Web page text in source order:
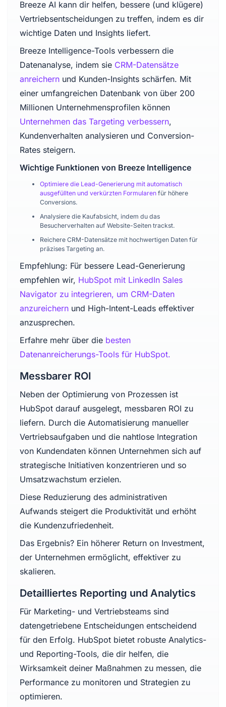
Breeze AI kann dir helfen, bessere (und klügere)
Vertriebsentscheidungen zu treffen, indem es dir
wichtige Daten und Insights liefert.
Breeze Intelligence-Tools verbessern die
Datenanalyse, indem sie CRM-Datensätze
anreichernund Kunden-Insights schärfen. Mit
einer umfangreichen Datenbank von über 200
Millionen Unternehmensprofilen können
Unternehmen das Targeting verbessern,
Kundenverhalten analysieren und Conversion-
Rates steigern.
Wichtige Funktionen von Breeze Intelligence
Optimiere die Lead-Generierung mit automatisch
ausgefüllten und verkürzten Formularenfür höhere
Conversions.
Analysiere die Kaufabsicht, indem du das
Besucherverhalten auf Website-Seiten trackst.
Reichere CRM-Datensätze mit hochwertigen Daten für
präzises Targeting an.
Empfehlung: Für bessere Lead-Generierung
empfehlen wir, HubSpot mit LinkedIn Sales
Navigator zu integrieren, um CRM-Daten
anzureichernund High-Intent-Leads effektiver
anzusprechen.
Erfahre mehr über die besten
Datenanreicherungs-Tools für HubSpot.
Messbarer ROI
Neben der Optimierung von Prozessen ist
HubSpot darauf ausgelegt, messbaren ROI zu
liefern. Durch die Automatisierung manueller
Vertriebsaufgaben und die nahtlose Integration
von Kundendaten können Unternehmen sich auf
strategische Initiativen konzentrieren und so
Umsatzwachstum erzielen.
Diese Reduzierung des administrativen
Aufwands steigert die Produktivität und erhöht
die Kundenzufriedenheit.
Das Ergebnis? Ein höherer Return on Investment,
der Unternehmen ermöglicht, effektiver zu
skalieren.
Detailliertes Reporting und Analytics
Für Marketing- und Vertriebsteams sind
datengetriebene Entscheidungen entscheidend
für den Erfolg. HubSpot bietet robuste Analytics-
und Reporting-Tools, die dir helfen, die
Wirksamkeit deiner Maßnahmen zu messen, die
Performance zu monitoren und Strategien zu
optimieren.